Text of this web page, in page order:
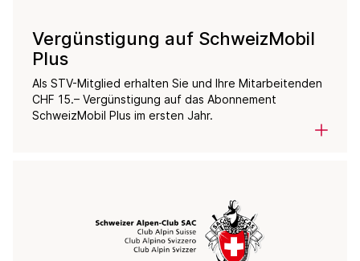
Vergünstigung auf SchweizMobil
Plus
Als STV-Mitglied erhalten Sie und Ihre Mitarbeitenden
CHF 15.– Vergünstigung auf das Abonnement
SchweizMobil Plus im ersten Jahr.